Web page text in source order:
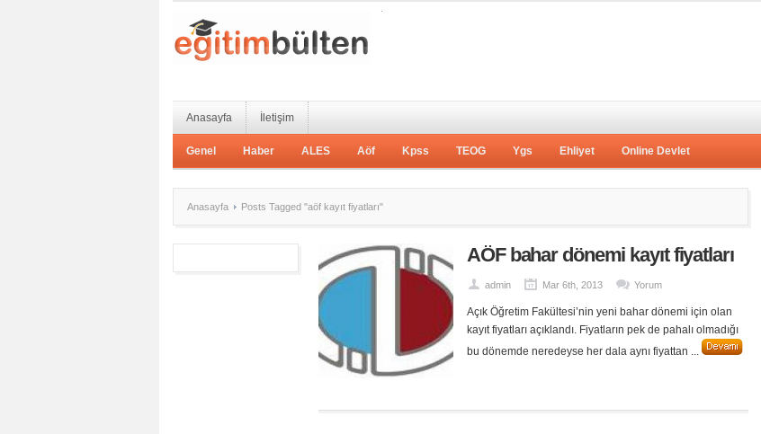
Anasayfa İletişim
Genel Haber ALES Aöf Kpss TEOG Ygs Ehliyet Online Devlet
Anasayfa Posts Tagged "aöf kayıt fiyatları"
AÖF bahar dönemi kayıt fiyatları
admin Mar 6th, 2013 Yorum
Açık Öğretim Fakültesi’nin yeni bahar dönemi için olan
kayıt fiyatları açıklandı. Fiyatların pek de pahalı olmadığı
bu dönemde neredeyse her dala aynı fiyattan ...